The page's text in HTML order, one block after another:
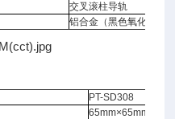
交叉滚柱导轨
铝合金（黑色氧化处理
PT-SD308
65mm×65mm